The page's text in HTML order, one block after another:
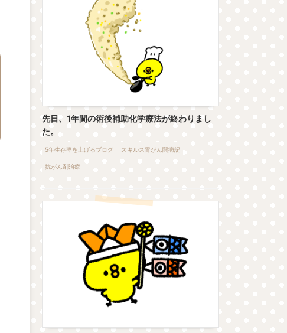
先日、1年間の術後補助化学療法が終わりまし
た。
5年生存率を上げるブログ スキルス胃がん闘病記
抗がん剤治療